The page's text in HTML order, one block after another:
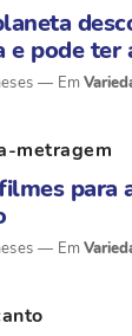
e pode ter
metragem
para